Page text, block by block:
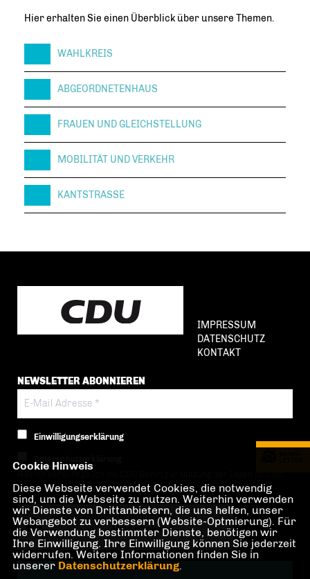
Hier erhalten Sie einen Überblick über unsere Themen.
WAHLKREIS
ABGEORDNETENHAUS
FRAUEN UND GLEICHSTELLUNG
MOBILITÄT UND VERKEHR
KANTSTRASSE
IMPRESSUM
DATENSCHUTZ
KONTAKT
NEWSLETTER ABONNIEREN
Einwilligungserklärung
der nachfolgenden Datenschutzerklärung.*
Anti-Roboter-Verifizierung
Hier klicken
Friendly Captcha ⇗
Cookie Hinweis
Diese Webseite verwendet Cookies, die notwendig
sind, um die Webseite zu nutzen. Weiterhin verwenden
wir Dienste von Drittanbietern, die uns helfen, unser
Webangebot zu verbessern (Website-Optmierung). Für
die Verwendung bestimmter Dienste, benötigen wir
Ihre Einwilligung. Ihre Einwilligung können Sie jederzeit
widerrufen. Weitere Informationen finden Sie in
unserer Datenschutzerklärung.